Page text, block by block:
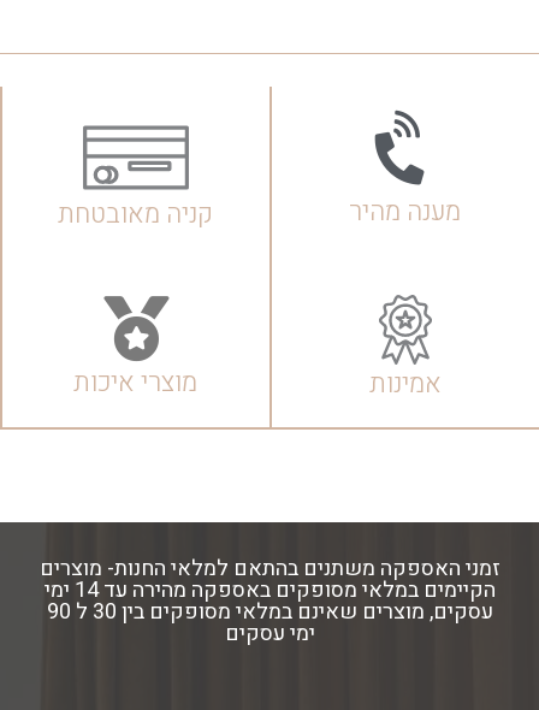
מענה מהיר קניה מאובטחת
אמינות מוצרי איכות
זמני האספקה משתנים בהתאם למלאי החנות- מוצרים
הקיימים במלאי מסופקים באספקה מהירה עד 14 ימי
עסקים, מוצרים שאינם במלאי מסופקים בין 30 ל 90
ימי עסקים